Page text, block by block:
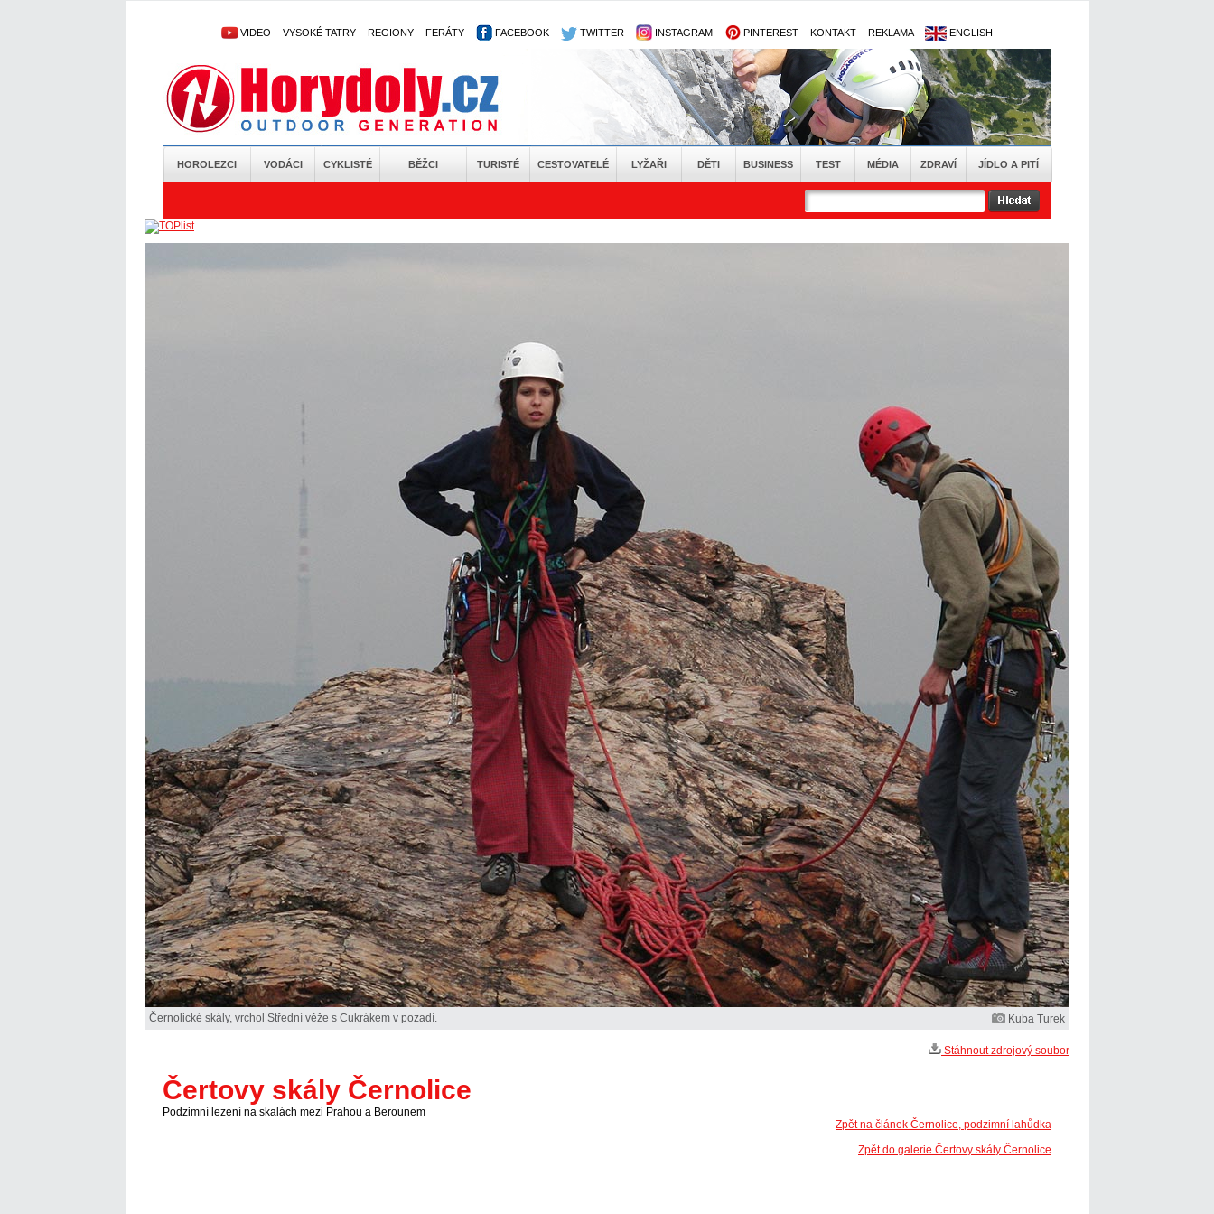
VIDEO - VYSOKÉ TATRY - REGIONY - FERÁTY - FACEBOOK - TWITTER - INSTAGRAM - PINTEREST - KONTAKT - REKLAMA - ENGLISH
HOROLEZCI VODÁCI CYKLISTÉ BĚŽCI TURISTÉ CESTOVATELÉ LYŽAŘI DĚTI BUSINESS TEST MÉDIA ZDRAVÍ JÍDLO A PITÍ
Černolické skály, vrchol Střední věže s Cukrákem v pozadí. Kuba Turek
Stáhnout zdrojový soubor
Čertovy skály Černolice
Podzimní lezení na skalách mezi Prahou a Berounem
Zpět na článek Černolice, podzimní lahůdka
Zpět do galerie Čertovy skály Černolice